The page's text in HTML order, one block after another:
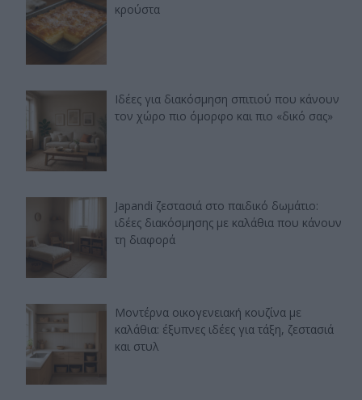
κρούστα
Ιδέες για διακόσμηση σπιτιού που κάνουν
τον χώρο πιο όμορφο και πιο «δικό σας»
Japandi ζεστασιά στο παιδικό δωμάτιο:
ιδέες διακόσμησης με καλάθια που κάνουν
τη διαφορά
Μοντέρνα οικογενειακή κουζίνα με
καλάθια: έξυπνες ιδέες για τάξη, ζεστασιά
και στυλ